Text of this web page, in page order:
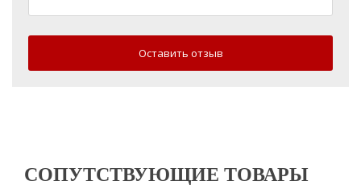
Оставить отзыв
СОПУТСТВУЮЩИЕ ТОВАРЫ